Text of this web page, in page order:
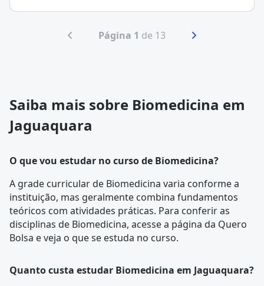
Página 1 de 13
Saiba mais sobre Biomedicina em
Jaguaquara
O que vou estudar no curso de Biomedicina?
A grade curricularde Biomedicina varia conforme a
instituição, mas geralmente combina fundamentos
teóricos com atividades práticas. Para conferir as
disciplinas de Biomedicina, acesse a página da Quero
Bolsa e veja o que se estuda no curso.
Quanto custa estudar Biomedicina em Jaguaquara?